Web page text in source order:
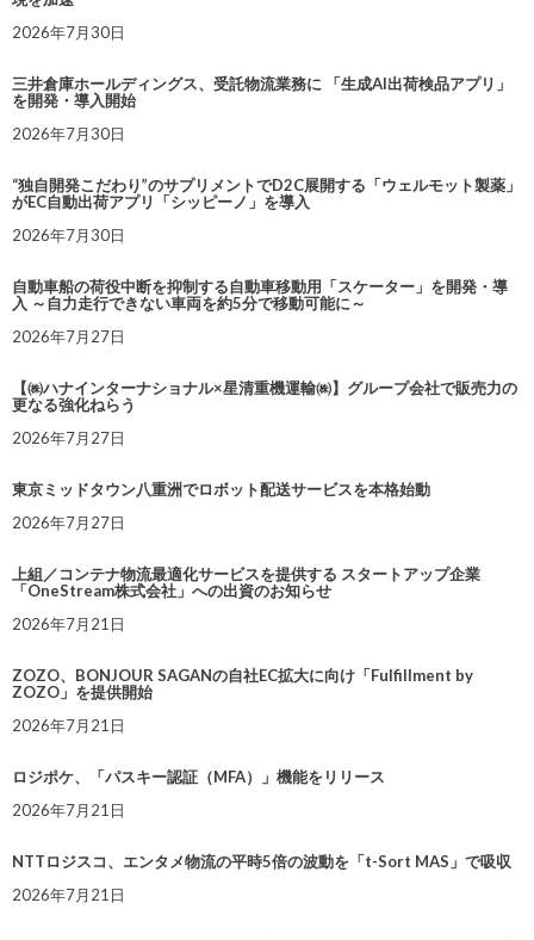
2026年7月30日
三井倉庫ホールディングス、受託物流業務に 「生成AI出荷検品アプリ」
を開発・導入開始
2026年7月30日
“独自開発こだわり”のサプリメントでD2C展開する「ウェルモット製薬」
がEC自動出荷アプリ「シッピーノ」を導入
2026年7月30日
自動車船の荷役中断を抑制する自動車移動用「スケーター」を開発・導
入 ～自力走行できない車両を約5分で移動可能に～
2026年7月27日
【㈱ハナインターナショナル×星清重機運輸㈱】グループ会社で販売力の
更なる強化ねらう
2026年7月27日
東京ミッドタウン八重洲でロボット配送サービスを本格始動
2026年7月27日
上組／コンテナ物流最適化サービスを提供する スタートアップ企業
「OneStream株式会社」への出資のお知らせ
2026年7月21日
ZOZO、BONJOUR SAGANの自社EC拡大に向け「Fulfillment by
ZOZO」を提供開始
2026年7月21日
ロジポケ、「パスキー認証（MFA）」機能をリリース
2026年7月21日
NTTロジスコ、エンタメ物流の平時5倍の波動を「t-Sort MAS」で吸収
2026年7月21日